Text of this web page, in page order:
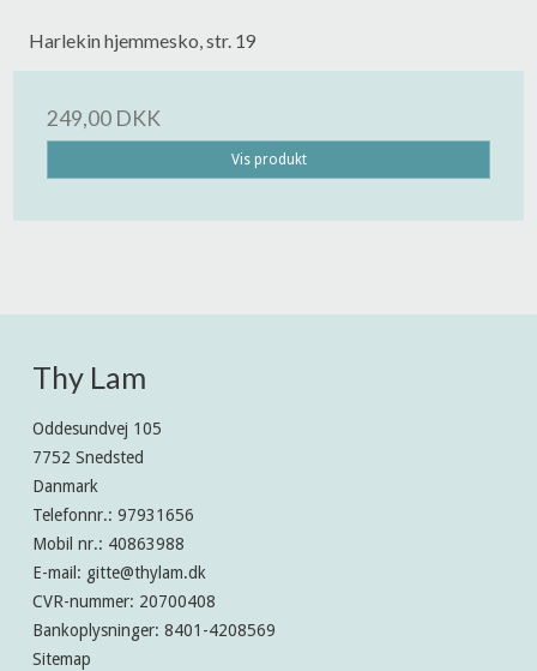
Harlekin hjemmesko, str. 19
249,00 DKK
Vis produkt
Thy Lam
Oddesundvej 105
7752 Snedsted
Danmark
Telefonnr.: 97931656
Mobil nr.: 40863988
E-mail : gitte@thylam.dk
CVR-nummer: 20700408
Bankoplysninger: 8401-4208569
Sitemap